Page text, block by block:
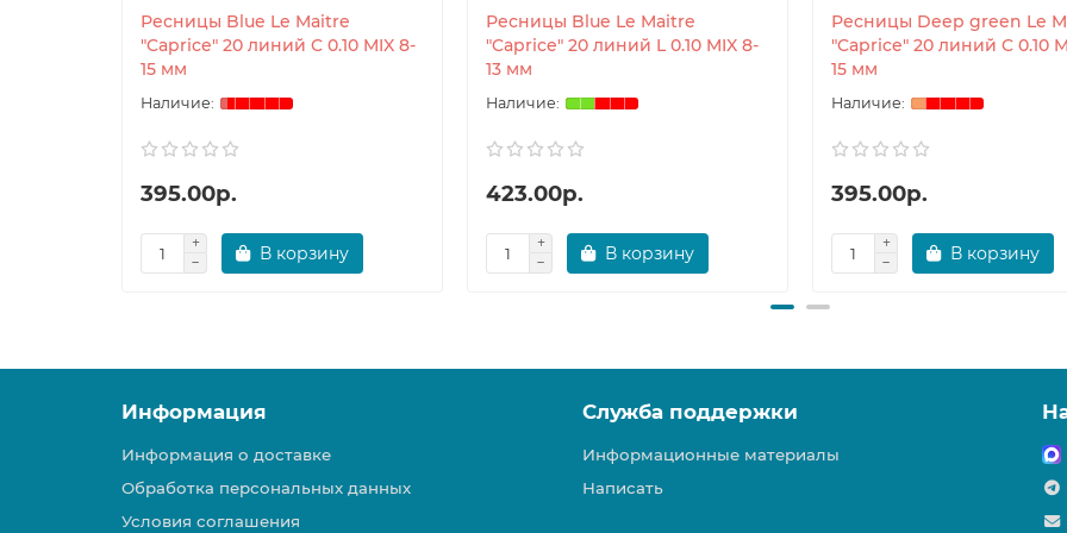
Ресницы Blue Le Maitre
"Caprice" 20 линий C 0.10 MIX 8-
15 мм
395.00р.
В корзину
Ресницы Blue Le Maitre
"Caprice" 20 линий L 0.10 MIX 8-
13 мм
423.00р.
В корзину
Ресницы Deep green Le
"Caprice" 20 линий C 0.10
15 мм
395.00р.
В корзину
Информация
Информация о доставке
Обработка персональных данных
Условия соглашения
Служба поддержки
Информационные материалы
Написать